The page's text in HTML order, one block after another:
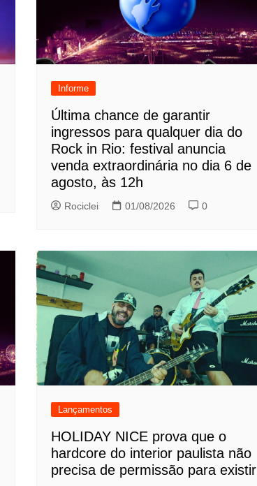
Informe
Última chance de garantir
ingressos para qualquer dia do
Rock in Rio: festival anuncia
venda extraordinária no dia 6 de
agosto, às 12h
Rociclei 01/08/2026 0
Lançamentos
HOLIDAY NICE prova que o
hardcore do interior paulista não
precisa de permissão para existir